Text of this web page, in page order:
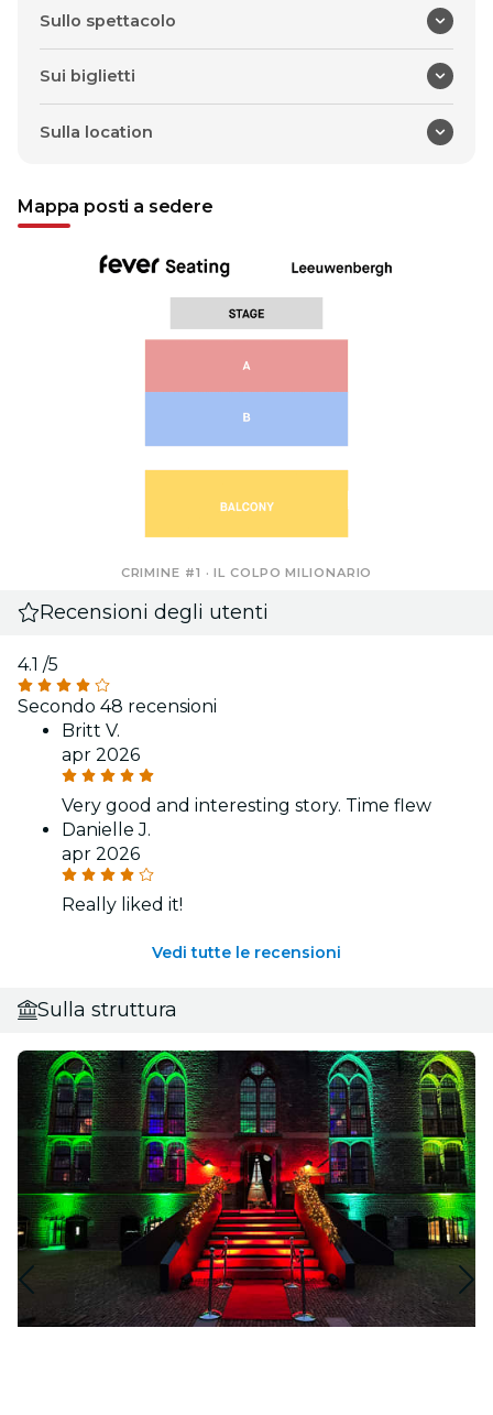
Sullo spettacolo
Sui biglietti
Sulla location
Mappa posti a sedere
CRIMINE #1 · IL COLPO MILIONARIO
Recensioni degli utenti
4.1 /5
Secondo 48 recensioni
Britt V.
apr 2026
Very good and interesting story. Time flew
Danielle J.
apr 2026
Really liked it!
Vedi tutte le recensioni
Sulla struttura